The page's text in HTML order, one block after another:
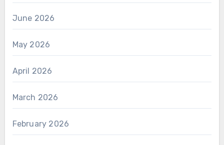
June 2026
May 2026
April 2026
March 2026
February 2026